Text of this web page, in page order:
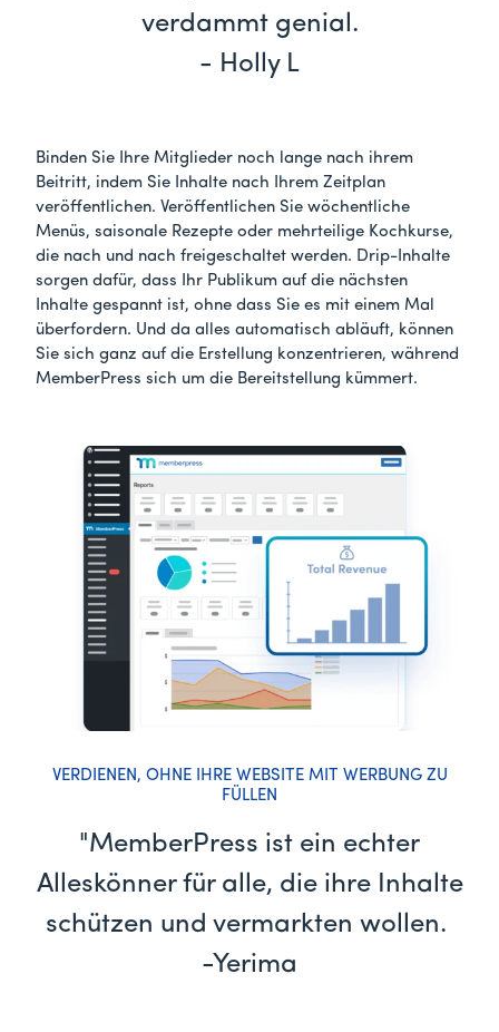
verdammt genial.
- Holly L
Binden Sie Ihre Mitglieder noch lange nach ihrem
Beitritt, indem Sie Inhalte nach Ihrem Zeitplan
veröffentlichen. Veröffentlichen Sie wöchentliche
Menüs, saisonale Rezepte oder mehrteilige Kochkurse,
die nach und nach freigeschaltet werden. Drip-Inhalte
sorgen dafür, dass Ihr Publikum auf die nächsten
Inhalte gespannt ist, ohne dass Sie es mit einem Mal
überfordern. Und da alles automatisch abläuft, können
Sie sich ganz auf die Erstellung konzentrieren, während
MemberPress sich um die Bereitstellung kümmert.
VERDIENEN, OHNE IHRE WEBSITE MIT WERBUNG ZU
FÜLLEN
"MemberPress ist ein echter
Alleskönner für alle, die ihre Inhalte
schützen und vermarkten wollen.
-Yerima